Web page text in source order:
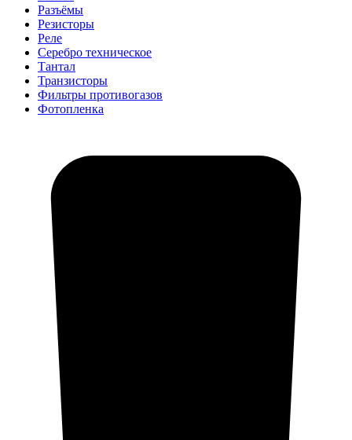
Разъёмы
Резисторы
Реле
Серебро техническое
Тантал
Транзисторы
Фильтры противогазов
Фотопленка